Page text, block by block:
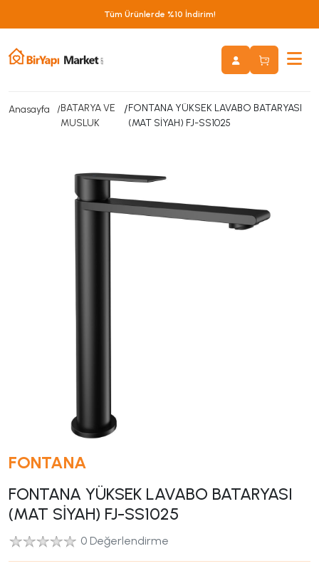
Tüm Ürünlerde %10 İndirim!
Anasayfa
BATARYA VE
MUSLUK
/FONTANA YÜKSEK LAVABO BATARYASI
(MAT SİYAH) FJ-SS1025
FONTANA
FONTANA YÜKSEK LAVABO BATARYASI
(MAT SİYAH) FJ-SS1025
0 Değerlendirme